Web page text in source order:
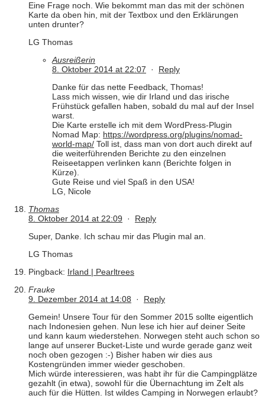
Eine Frage noch. Wie bekommt man das mit der schönen
Karte da oben hin, mit der Textbox und den Erklärungen
unten drunter?
LG Thomas
Ausreißerin
8. Oktober 2014 at 22:07 · Reply
Danke für das nette Feedback, Thomas!
Lass mich wissen, wie dir Irland und das irische
Frühstück gefallen haben, sobald du mal auf der Insel
warst.
Die Karte erstelle ich mit dem WordPress-Plugin
Nomad Map: https://wordpress.org/plugins/nomad-
world-map/ Toll ist, dass man von dort auch direkt auf
die weiterführenden Berichte zu den einzelnen
Reiseetappen verlinken kann (Berichte folgen in
Kürze).
Gute Reise und viel Spaß in den USA!
LG, Nicole
Thomas
8. Oktober 2014 at 22:09 · Reply
Super, Danke. Ich schau mir das Plugin mal an.
LG Thomas
Pingback: Irland | Pearltrees
Frauke
9. Dezember 2014 at 14:08 · Reply
Gemein! Unsere Tour für den Sommer 2015 sollte eigentlich
nach Indonesien gehen. Nun lese ich hier auf deiner Seite
und kann kaum wiederstehen. Norwegen steht auch schon so
lange auf unserer Bucket-Liste und wurde gerade ganz weit
noch oben gezogen :-) Bisher haben wir dies aus
Kostengründen immer wieder geschoben.
Mich würde interessieren, was habt ihr für die Campingplätze
gezahlt (in etwa), sowohl für die Übernachtung im Zelt als
auch für die Hütten. Ist wildes Camping in Norwegen erlaubt?